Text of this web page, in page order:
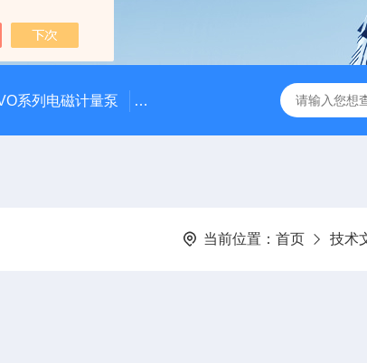
系列电磁计量泵 脉冲阻尼器
当前位置： 首页 技术